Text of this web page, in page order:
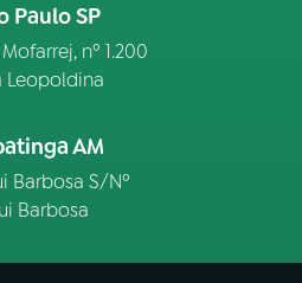
Paulo SP
nº 1.200
Leopoldina
AM
Barbosa S/Nº
Barbosa